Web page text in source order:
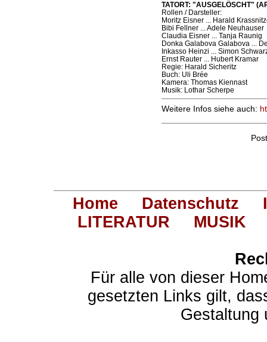
TATORT: "AUSGELÖSCHT"
Rollen / Darsteller:
Moritz Eisner ... Harald
Bibi Fellner ... Adele Neuhauser
Claudia Eisner ... Tanja Raunig
Donka Galabova Galabova ...
Inkasso Heinzi ... Simon
Ernst Rauter ... Hubert Kramar
Regie: Harald Sicheritz
Buch: Uli Brée
Kamera: Thomas Kiennast
Musik: Lothar Scherpe
Weitere Infos siehe auch:
Home Datenschutz
LITERATUR
MUSIK
Für alle von dieser
gesetzten Links gilt,
Gestaltung